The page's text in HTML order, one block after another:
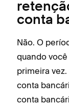
conta
Não. O
quando
primeira
conta
conta